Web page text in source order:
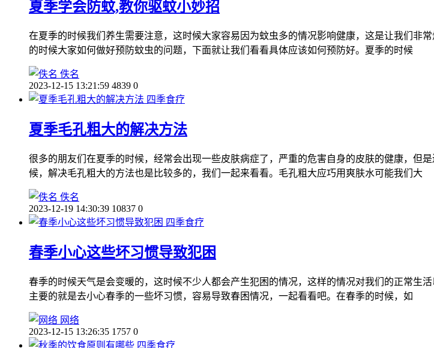
夏季学会防蚊,教你驱蚊小妙招
在夏季的时候我们养生需要注意，这时候大家容易因为蚊虫多的情况影响健康，这是让我们非
的时候大家如何做好预防蚊虫的问题，下面就让我们看看具体应该如何预防好。夏季的时候
佚名
2023-12-15 13:21:59 4839 0
四季食疗
夏季毛孔粗大的解决方法
很多的朋友们在夏季的时候，经常会出现一些皮肤病症了，严重的危害自身的皮肤的健康，但
候，解决毛孔粗大的方法也是比较多的，我们一起来看看。毛孔粗大应巧用爽肤水可能我们大
佚名
2023-12-19 14:30:39 10837 0
四季食疗
春季小心这些坏习惯导致犯困
春季的时候天气是会变暖的，这时候不少人都会产生犯困的情况，这样的情况对我们的正常生
主要的就是去小心春季的一些坏习惯，容易导致春困情况，一起看看吧。在春季的时候，如
网络
2023-12-15 13:26:35 1757 0
四季食疗